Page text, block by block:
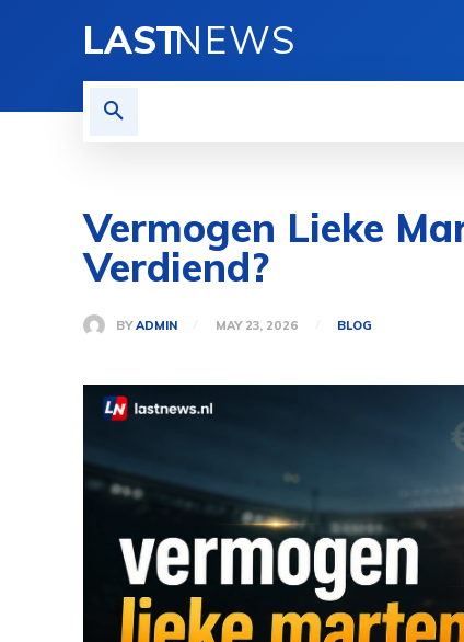
LASTNEWS
Vermogen Lieke
Verdiend?
BY ADMIN MAY 23, 2026 BLOG